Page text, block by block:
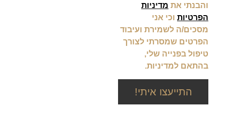
והבנתי את מדיניות
הפרטיות וכי אני
מסכים/ה לשמירת ועיבוד
הפרטים שמסרתי לצורך
טיפול בפנייה שלי,
בהתאם למדיניות.
התייעצו איתי!